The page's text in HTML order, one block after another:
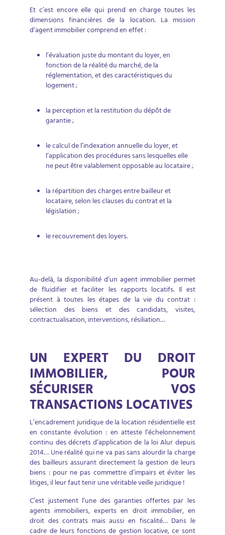
Et c’est encore elle qui prend en charge toutes les
dimensions financières de la location. La mission
d’agent immobilier comprend en effet :
l’évaluation juste du montant du loyer, en
fonction de la réalité du marché, de la
réglementation, et des caractéristiques du
logement ;
la perception et la restitution du dépôt de
garantie ;
le calcul de l’indexation annuelle du loyer, et
l’application des procédures sans lesquelles elle
ne peut être valablement opposable au locataire ;
la répartition des charges entre bailleur et
locataire, selon les clauses du contrat et la
législation ;
le recouvrement des loyers.
Au-delà, la disponibilité d’un agent immobilier permet
de fluidifier et faciliter les rapports locatifs. Il est
présent à toutes les étapes de la vie du contrat :
sélection des biens et des candidats, visites,
contractualisation, interventions, résiliation…
UN EXPERT DU DROIT
IMMOBILIER, POUR
SÉCURISER VOS
TRANSACTIONS LOCATIVES
L’encadrement juridique de la location résidentielle est
en constante évolution : en atteste l’échelonnement
continu des décrets d’application de la loi Alur depuis
2014… Une réalité qui ne va pas sans alourdir la charge
des bailleurs assurant directement la gestion de leurs
biens : pour ne pas commettre d’impairs et éviter les
litiges, il leur faut tenir une véritable veille juridique !
C’est justement l’une des garanties offertes par les
agents immobiliers, experts en droit immobilier, en
droit des contrats mais aussi en fiscalité… Dans le
cadre de leurs fonctions de gestion locative, ce sont